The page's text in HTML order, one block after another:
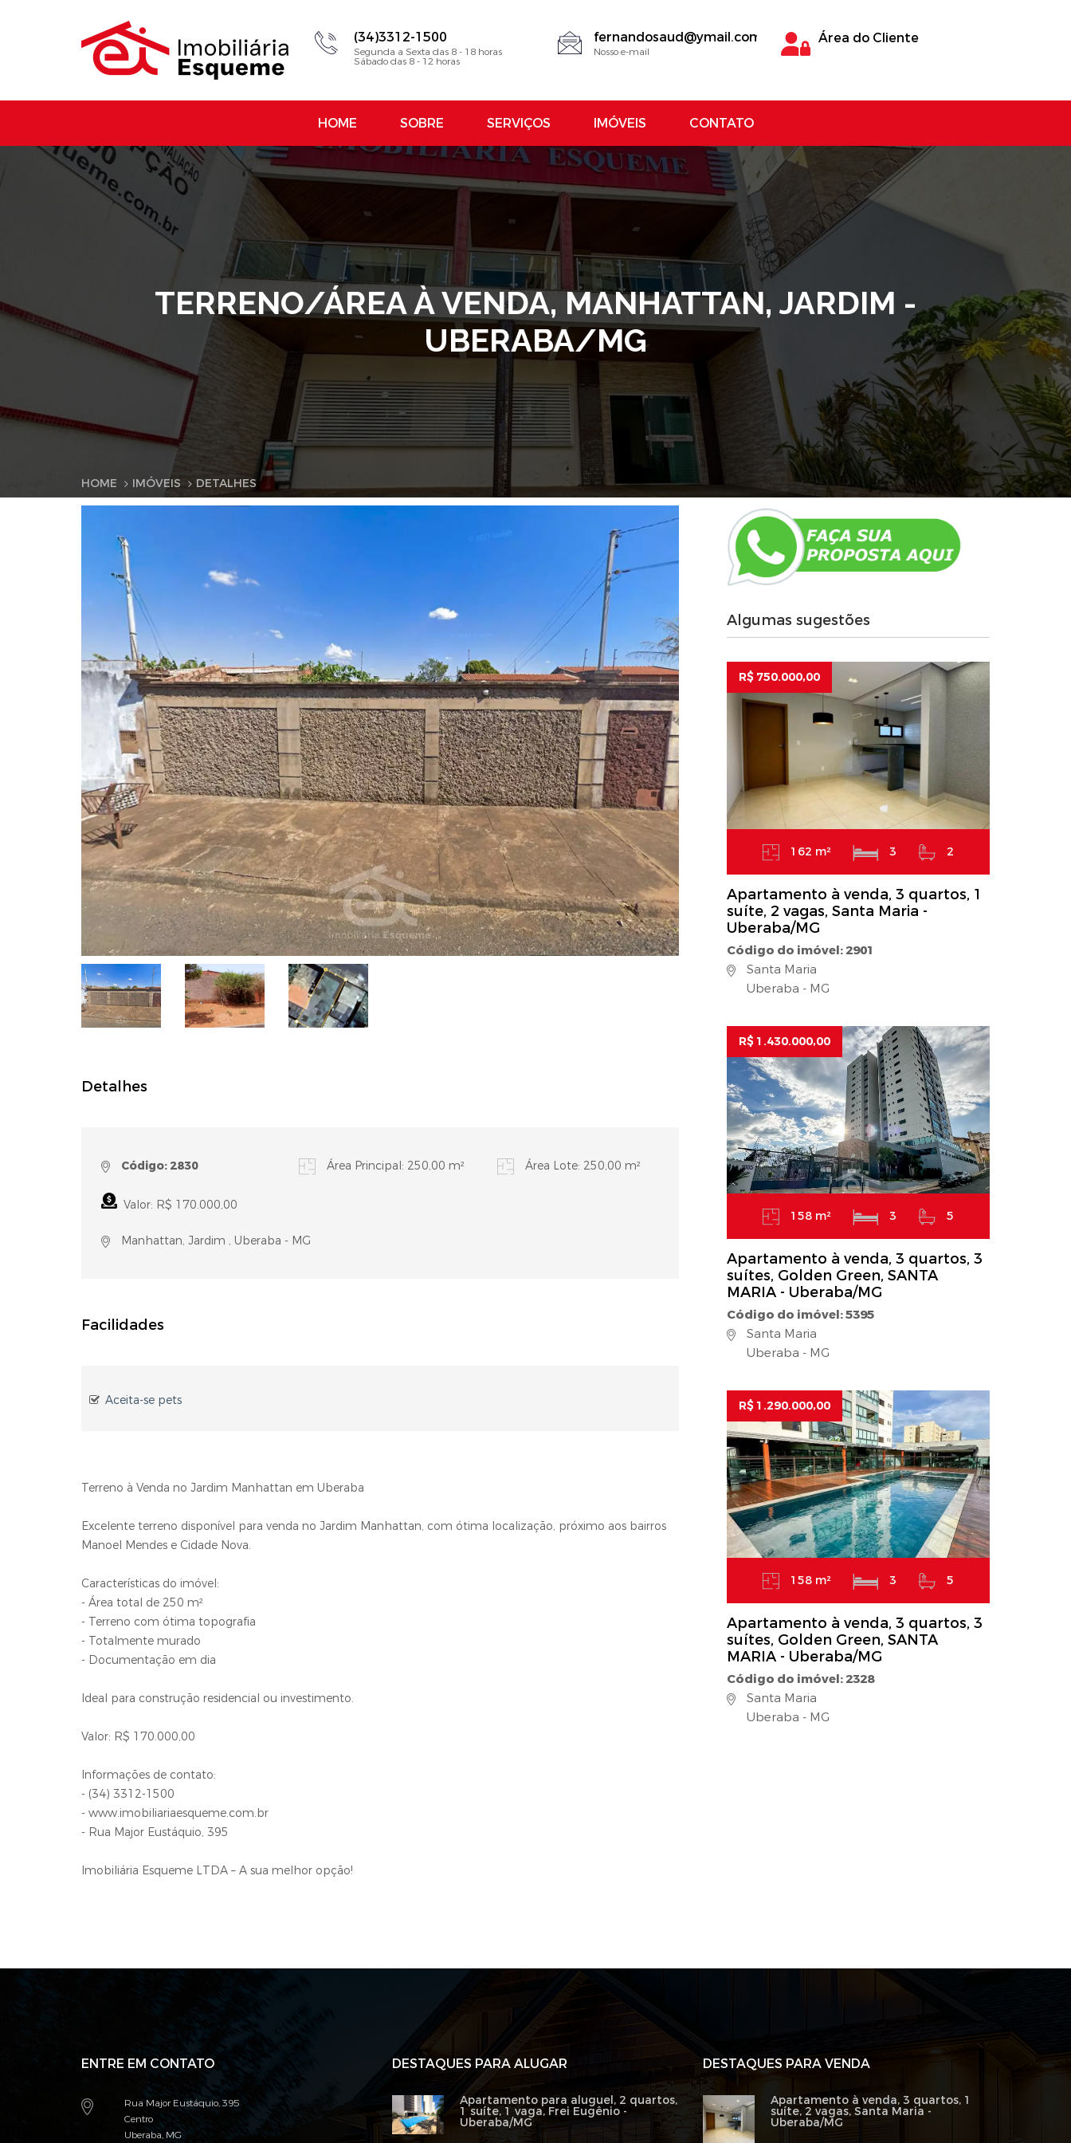
(34)3312-1500
Segunda a Sexta das 8 - 18 horas
Sábado das 8 - 12 horas
fernandosaud@ymail.com
Nosso e-mail
Área do Cliente
HOME SOBRE SERVIÇOS IMÓVEIS CONTATO
TERRENO/ÁREA À VENDA, MANHATTAN, JARDIM -
UBERABA/MG
HOME IMÓVEIS DETALHES
Detalhes
Código: 2830 Área Principal: 250,00 m² Área Lote: 250,00 m²
Valor: R$ 170.000,00
Manhattan, Jardim , Uberaba - MG
Facilidades
Aceita-se pets
Terreno à Venda no Jardim Manhattan em Uberaba
Excelente terreno disponível para venda no Jardim Manhattan, com ótima localização, próximo aos bairros
Manoel Mendes e Cidade Nova.
Características do imóvel:
- Área total de 250 m²
- Terreno com ótima topografia
- Totalmente murado
- Documentação em dia
Ideal para construção residencial ou investimento.
Valor: R$ 170.000,00
Informações de contato:
- (34) 3312-1500
- www.imobiliariaesqueme.com.br
- Rua Major Eustáquio, 395
Imobiliária Esqueme LTDA – A sua melhor opção!
Algumas sugestões
R$ 750.000,00
162 m² 3 2
Apartamento à venda, 3 quartos, 1
suíte, 2 vagas, Santa Maria -
Uberaba/MG
Código do imóvel: 2901
Santa Maria
Uberaba - MG
R$ 1.430.000,00
158 m² 3 5
Apartamento à venda, 3 quartos, 3
suítes, Golden Green, SANTA
MARIA - Uberaba/MG
Código do imóvel: 5395
Santa Maria
Uberaba - MG
R$ 1.290.000,00
158 m² 3 5
Apartamento à venda, 3 quartos, 3
suítes, Golden Green, SANTA
MARIA - Uberaba/MG
Código do imóvel: 2328
Santa Maria
Uberaba - MG
ENTRE EM CONTATO
Rua Major Eustáquio, 395
Centro
Uberaba, MG
DESTAQUES PARA ALUGAR
Apartamento para aluguel, 2 quartos,
1 suíte, 1 vaga, Frei Eugênio -
Uberaba/MG
DESTAQUES PARA VENDA
Apartamento à venda, 3 quartos, 1
suíte, 2 vagas, Santa Maria -
Uberaba/MG